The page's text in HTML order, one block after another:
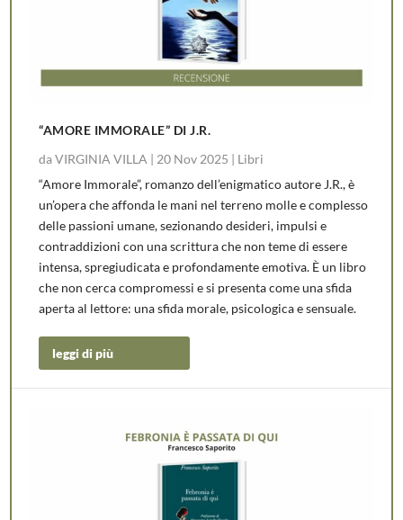
“AMORE IMMORALE” DI J.R.
daVIRGINIA VILLA | 20 Nov 2025 | Libri
“Amore Immorale”, romanzo dell’enigmatico autore J.R., è
un’opera che affonda le mani nel terreno molle e complesso
delle passioni umane, sezionando desideri, impulsi e
contraddizioni con una scrittura che non teme di essere
intensa, spregiudicata e profondamente emotiva. È un libro
che non cerca compromessi e si presenta come una sfida
aperta al lettore: una sfida morale, psicologica e sensuale.
leggi di più